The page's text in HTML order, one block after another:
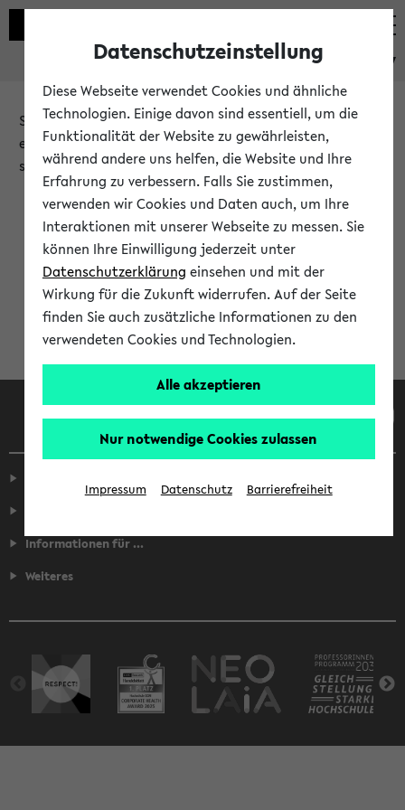
eKVV
Sie möchten auf eine eKVV Funktion zugreifen, die Ihnen
erst nach einer Anmeldung am System zur Verfügung
steht.
Bitte melden Sie sich an:
Anmeldung am eKVV
Informationen für ...
Weiteres
Datenschutzeinstellung
Diese Webseite verwendet Cookies und ähnliche
Technologien. Einige davon sind essentiell, um die
Funktionalität der Website zu gewährleisten,
während andere uns helfen, die Website und Ihre
Erfahrung zu verbessern. Falls Sie zustimmen,
verwenden wir Cookies und Daten auch, um Ihre
Interaktionen mit unserer Webseite zu messen. Sie
können Ihre Einwilligung jederzeit unter
Datenschutzerklärung einsehen und mit der
Wirkung für die Zukunft widerrufen. Auf der Seite
finden Sie auch zusätzliche Informationen zu den
verwendeten Cookies und Technologien.
Alle akzeptieren
Nur notwendige Cookies zulassen
Impressum Datenschutz Barrierefreiheit